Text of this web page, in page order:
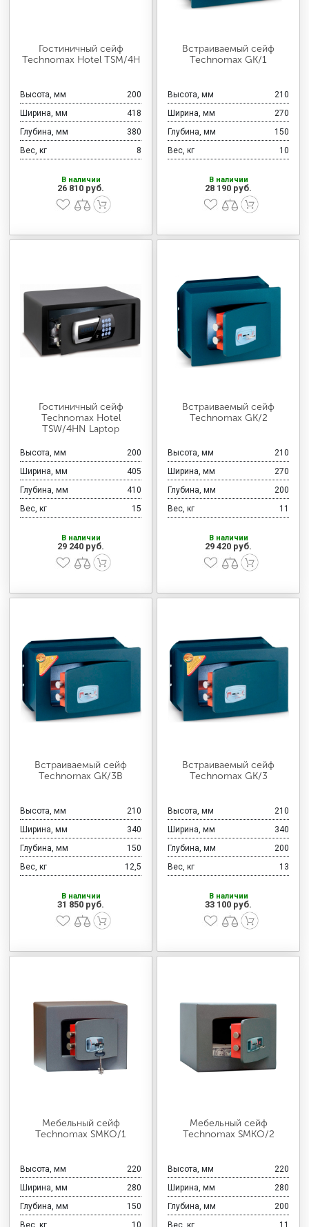
Гостиничный сейф
Technomax Hotel TSM/4H
Высота, мм
200
Ширина, мм
418
Глубина, мм
380
Вес, кг
8
В наличии
26 810 руб.
Встраиваемый сейф
Technomax GK/1
Высота, мм
210
Ширина, мм
270
Глубина, мм
150
Вес, кг
10
В наличии
28 190 руб.
Гостиничный сейф
Technomax Hotel
TSW/4HN Laptop
Высота, мм
200
Ширина, мм
405
Глубина, мм
410
Вес, кг
15
В наличии
29 240 руб.
Встраиваемый сейф
Technomax GK/2
Высота, мм
210
Ширина, мм
270
Глубина, мм
200
Вес, кг
11
В наличии
29 420 руб.
Встраиваемый сейф
Technomax GK/3В
Высота, мм
210
Ширина, мм
340
Глубина, мм
150
Вес, кг
12,5
В наличии
31 850 руб.
Встраиваемый сейф
Technomax GK/3
Высота, мм
210
Ширина, мм
340
Глубина, мм
200
Вес, кг
13
В наличии
33 100 руб.
Мебельный сейф
Technomax SMKO/1
Высота, мм
220
Ширина, мм
280
Глубина, мм
150
Вес, кг
10
Мебельный сейф
Technomax SMKO/2
Высота, мм
220
Ширина, мм
280
Глубина, мм
200
Вес, кг
11